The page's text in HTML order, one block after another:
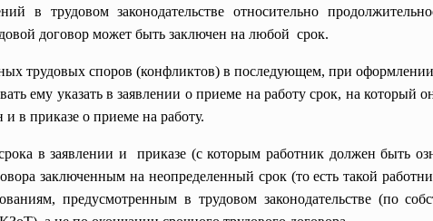
в трудовом законодательстве относительно
договор может быть заключен на любой срок.
трудовых споров (конфликтов) в последующем, при оформлении
ему указать в заявлении о приеме на работу срок, на который
в приказе о приеме на работу.
в заявлении и приказе (с которым работник должен быть
заключенным на неопределенный срок (то есть такой
предусмотренным в трудовом законодательстве (по